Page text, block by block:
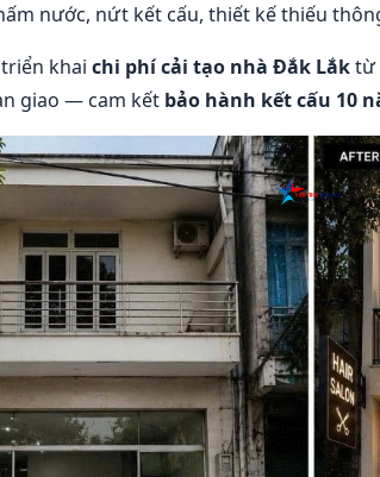
nước, nứt kết cấu, thiết kế thiếu
triển khai chi phí cải tạo nhà Đắk Lắktừ
giao — cam kết bảo hành kết cấu 10